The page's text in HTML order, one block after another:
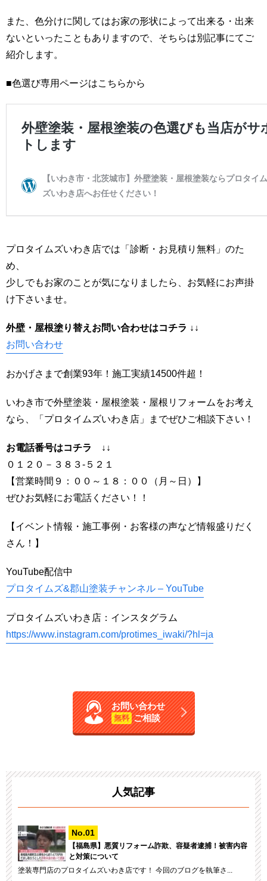
また、色分けに関してはお家の形状によって出来る・出来
ないといったこともありますので、そちらは別記事にてご
紹介します。
■色選び専用ページはこちらから
プロタイムズいわき店では「診断・お見積り無料」のた
め、
少しでもお家のことが気になりましたら、お気軽にお声掛
け下さいませ。
外壁・屋根塗り替えお問い合わせはコチラ ↓↓
お問い合わせ
おかげさまで創業93年！施工実績14500件超！
いわき市で外壁塗装・屋根塗装・屋根リフォームをお考え
なら、「プロタイムズいわき店」までぜひご相談下さい！
お電話番号はコチラ ↓↓
０１２０－３８３-５２１
【営業時間９：００～１８：００（月～日）】
ぜひお気軽にお電話ください！！
【イベント情報・施工事例・お客様の声など情報盛りだく
さん！】
YouTube配信中
プロタイムズ&郡山塗装チャンネル – YouTube
プロタイムズいわき店：インスタグラム
https://www.instagram.com/protimes_iwaki/?hl=ja
お問い合わせ
無料 ご相談
人気記事
【福島県】悪質リフォーム詐欺、容疑者逮捕！被害内容
と対策について
塗装専門店のプロタイムズいわき店です！ 今回のブログを執筆さ...